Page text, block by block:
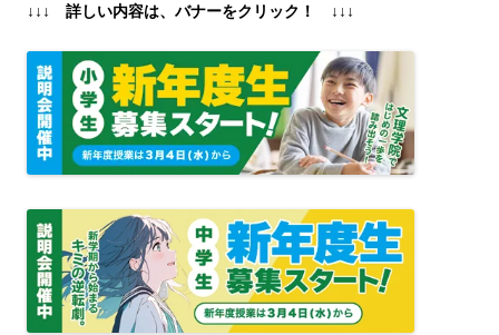
↓↓↓ 詳しい内容は、バナーをクリック！ ↓↓↓